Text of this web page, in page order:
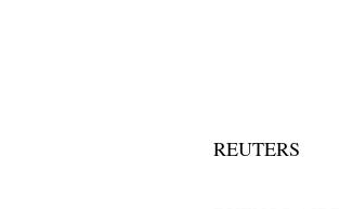
REUTERS